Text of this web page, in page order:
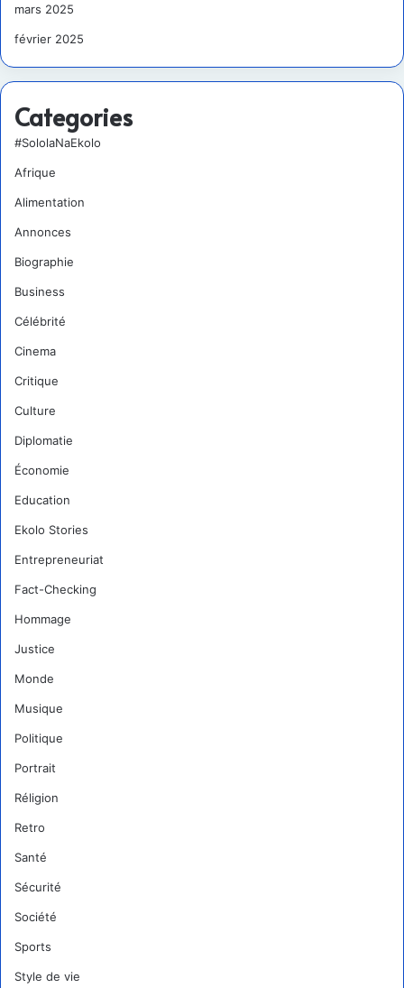
mars 2025
février 2025
Categories
#SololaNaEkolo
Afrique
Alimentation
Annonces
Biographie
Business
Célébrité
Cinema
Critique
Culture
Diplomatie
Économie
Education
Ekolo Stories
Entrepreneuriat
Fact-Checking
Hommage
Justice
Monde
Musique
Politique
Portrait
Réligion
Retro
Santé
Sécurité
Société
Sports
Style de vie